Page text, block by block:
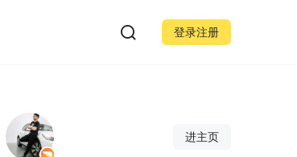
登录注册
进主页